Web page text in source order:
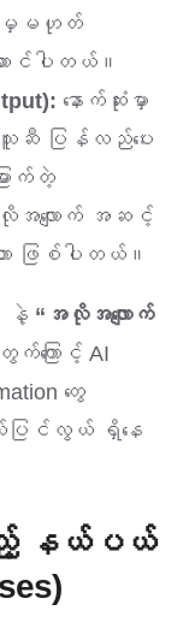
ါမှမဟုတ်
ာင်ပါတယ်။
နောက်ဆုံးမှာ
ဆီ ပြန်လည်ပေး
ာက်တဲ့
လျောက် အဆင့်
ဖြစ်ပါတယ်။
နဲ့ “အလိုအလျောက်
ကြောင့် AI
တွေ
ယ်ပြင်လွယ် ရှိနေ
ည့် နယ်ပယ်